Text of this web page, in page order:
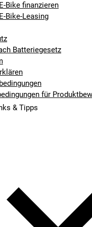
Bike finanzieren
Bike-Leasing
Batteriegesetz
für
& Tipps